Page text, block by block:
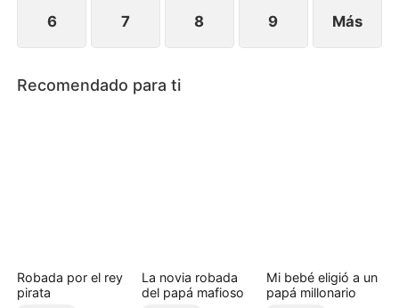
6 7 8 9 Más
Recomendado para ti
Robada por el rey
pirata
La novia robada
del papá mafioso
Mi bebé eligió a un
papá millonario